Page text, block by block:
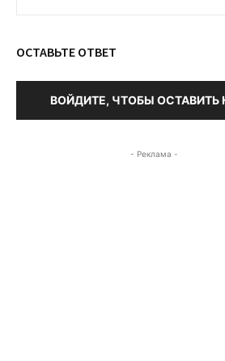
ОСТАВЬТЕ ОТВЕТ
ВОЙДИТЕ, ЧТОБЫ
- Реклама -